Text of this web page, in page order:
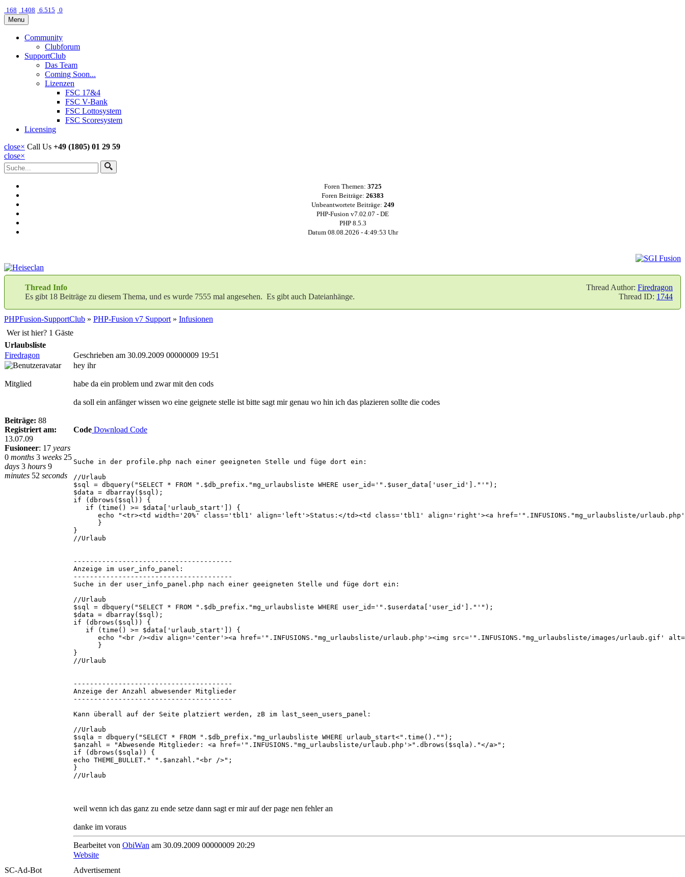
168 1408 6.515 0
Menu
Community
Clubforum
SupportClub
Das Team
Coming Soon...
Lizenzen
FSC 17&4
FSC V-Bank
FSC Lottosystem
FSC Scoresystem
Licensing
close× Call Us +49 (1805) 01 29 59
close×
Foren Themen: 3725
Foren Beiträge: 26383
Unbeantwortete Beiträge: 249
PHP-Fusion v7.02.07 - DE
PHP 8.5.3
Datum 08.08.2026 - 4:49:54 Uhr
Thread Author: Firedragon
Thread ID: 1744
Thread Info
Es gibt 18 Beiträge zu diesem Thema, und es wurde 7555 mal angesehen. Es gibt auch Dateianhänge.
PHPFusion-SupportClub » PHP-Fusion v7 Support » Infusionen
Wer ist hier? 1 Gäste
Urlaubsliste
Firedragon
Geschrieben am 30.09.2009 00000009 19:51
Mitglied
Beiträge: 88
Registriert am:
13.07.09
Fusioneer: 17 years
0 months 3 weeks 25
days 3 hours 9
minutes 52 seconds
hey ihr
habe da ein problem und zwar mit den cods
da soll ein anfänger wissen wo eine geignete stelle ist bitte sagt mir genau wo hin ich das plazieren sollte die codes
Code Download Code
Suche in der profile.php nach einer geeigneten Stelle und füge dort ein:
//Urlaub
$sql = dbquery("SELECT * FROM ".$db_prefix."mg_urlaubsliste WHERE user_id='".$user_data['user_id']."'");
$data = dbarray($sql);
if (dbrows($sql)) {
if (time() >= $data['urlaub_start']) {
echo "<tr><td width='20%' class='tbl1' align='left'>Status:</td><td class='tbl1' align='right'><a href='".INFUSIONS."mg_urlaubsliste/
}
}
//Urlaub
---------------------------------------
Anzeige im user_info_panel:
---------------------------------------
Suche in der user_info_panel.php nach einer geeigneten Stelle und füge dort ein:
//Urlaub
$sql = dbquery("SELECT * FROM ".$db_prefix."mg_urlaubsliste WHERE user_id='".$userdata['user_id']."'");
$data = dbarray($sql);
if (dbrows($sql)) {
if (time() >= $data['urlaub_start']) {
echo "<br /><div align='center'><a href='".INFUSIONS."mg_urlaubsliste/urlaub.php'><img src='".INFUSIONS."mg_urlaubsliste/images/urlaub.gif'
}
}
//Urlaub
---------------------------------------
Anzeige der Anzahl abwesender Mitglieder
---------------------------------------
Kann überall auf der Seite platziert werden, zB im last_seen_users_panel:
//Urlaub
$sqla = dbquery("SELECT * FROM ".$db_prefix."mg_urlaubsliste WHERE urlaub_start<".time()."");
$anzahl = "Abwesende Mitglieder: <a href='".INFUSIONS."mg_urlaubsliste/urlaub.php'>".dbrows($sqla)."</a>";
if (dbrows($sqla)) {
echo THEME_BULLET." ".$anzahl."<br />";
}
//Urlaub
weil wenn ich das ganz zu ende setze dann sagt er mir auf der page nen fehler an
danke im voraus
Bearbeitet von ObiWan am 30.09.2009 00000009 20:29
Website
SC-Ad-Bot
Advertisement